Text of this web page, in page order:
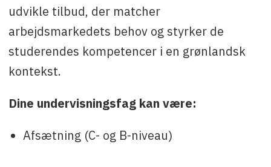
udvikle tilbud, der matcher
arbejdsmarkedets behov og styrker de
studerendes kompetencer i en grønlandsk
kontekst.
Dine undervisningsfag kan være:
Afsætning (C- og B-niveau)